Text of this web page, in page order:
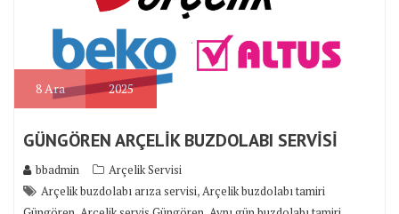
8 Ara 2025
GÜNGÖREN ARÇELİK BUZDOLABI SERVİSİ
bbadmin
Arçelik Servisi
Arçelik buzdolabı arıza servisi, Arçelik buzdolabı tamiri